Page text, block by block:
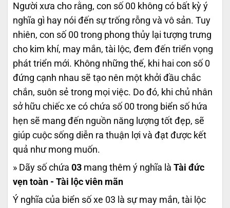
Người xưa cho rằng, con số 00 không có bất kỳ ý
nghĩa gì hay nói đến sự trống rỗng và vô sản. Tuy
nhiên, con số 00 trong phong thủy lại tượng trưng
cho kim khí, may mắn, tài lộc, đem đến triển vọng
phát triển mới. Không những thế, khi hai con số 0
đứng cạnh nhau sẽ tạo nên một khởi đầu chắc
chắn, suôn sẻ trong mọi việc. Do đó, khi chủ nhân
sở hữu chiếc xe có chứa số 00 trong biển số hứa
hẹn sẽ mang đến nguồn năng lượng tốt đẹp, sẽ
giúp cuộc sống diễn ra thuận lợi và đạt được kết
quả như mong muốn.
» Dãy số chứa 03 mang thêm ý nghĩa là Tài đức
vẹn toàn - Tài lộc viên mãn
Ý nghĩa của biển số xe 03 là sự may mắn, tài lộc